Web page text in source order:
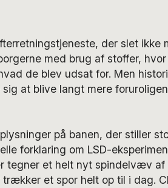
der slet ikke
med brug af stoffer,
de blev udsat for. Men
at blive langt mere
på banen, der stiller
forklaring om LSD-
tegner et helt nyt spindelvæv af
et spor helt op til i dag.